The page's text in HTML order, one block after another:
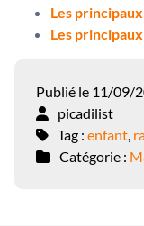
Les
Les
Publié le 11/09/
picadilist
Tag : enfant,
Catégorie :